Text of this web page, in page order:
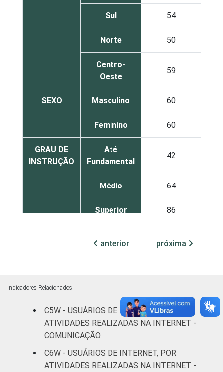
Sul 54
Norte 50
Centro-
Oeste
59
SEXO Masculino 60
Feminino 60
GRAU DE
INSTRUÇÃO
Até
Fundamental
42
Médio 64
Superior 86
anos
39
De 35 a 44
anos
72
anos
84
anterior próxima
Indicadores Relacionados
C5W - USUÁRIOS DE INTERNET, POR
ATIVIDADES REALIZADAS NA INTERNET -
COMUNICAÇÃO
C6W - USUÁRIOS DE INTERNET, POR
ATIVIDADES REALIZADAS NA INTERNET -